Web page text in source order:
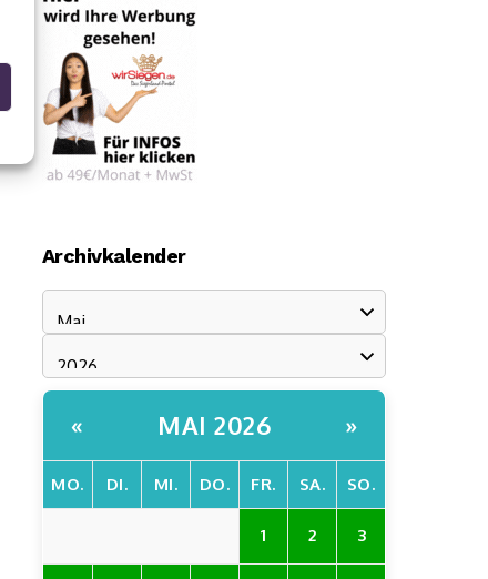
Archivkalender
« MAI 2026 »
MO. DI. MI. DO. FR. SA. SO.
1 2 3